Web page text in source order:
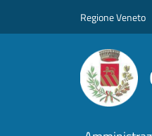
Regione Veneto